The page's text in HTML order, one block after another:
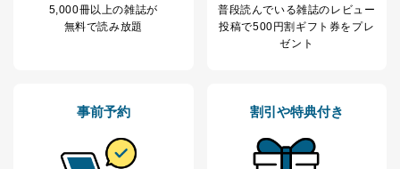
当社にお問合わせ
いただいた方の個
お問い合わせ対応、トラブル対
処、オペレーター教育など応対品
当社カスタマーQ＆
サイトのサービス内容のご案内の
ｅメール等による商品、サービ
ス、キャンペーン等の広告に関す
5,000冊以上の雑誌が
無料で読み放題
普段読んでいる雑誌のレビュー
投稿で500円割ギフト券をプレ
ゼント
事前予約 割引や特典付き